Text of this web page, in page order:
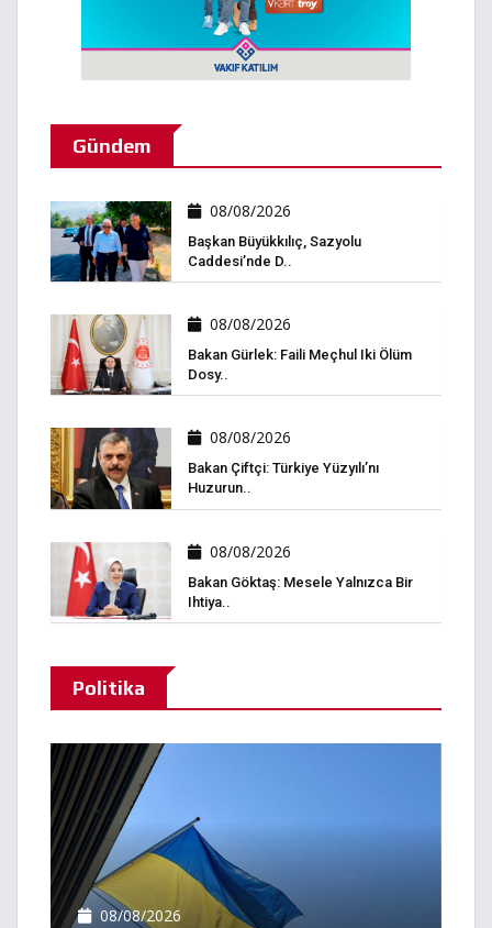
Gündem
08/08/2026
Başkan Büyükkılıç, Sazyolu
Caddesi’nde D..
08/08/2026
Bakan Gürlek: Faili Meçhul Iki Ölüm
Dosy..
08/08/2026
Bakan Çiftçi: Türkiye Yüzyılı’nı
Huzurun..
08/08/2026
Bakan Göktaş: Mesele Yalnızca Bir
Ihtiya..
Politika
08/08/2026